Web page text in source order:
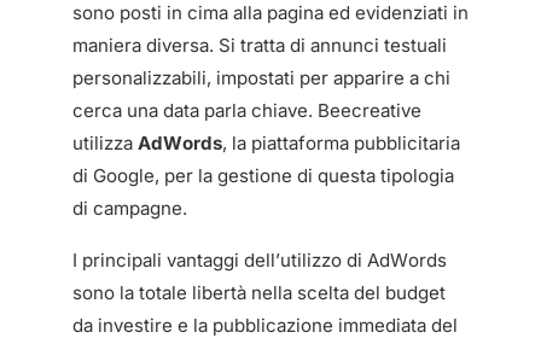
sono posti in cima alla pagina ed evidenziati in
maniera diversa. Si tratta di annunci testuali
personalizzabili, impostati per apparire a chi
cerca una data parla chiave. Beecreative
utilizza AdWords, la piattaforma pubblicitaria
di Google, per la gestione di questa tipologia
di campagne.
I principali vantaggi dell’utilizzo di AdWords
sono la totale libertà nella scelta del budget
da investire e la pubblicazione immediata del